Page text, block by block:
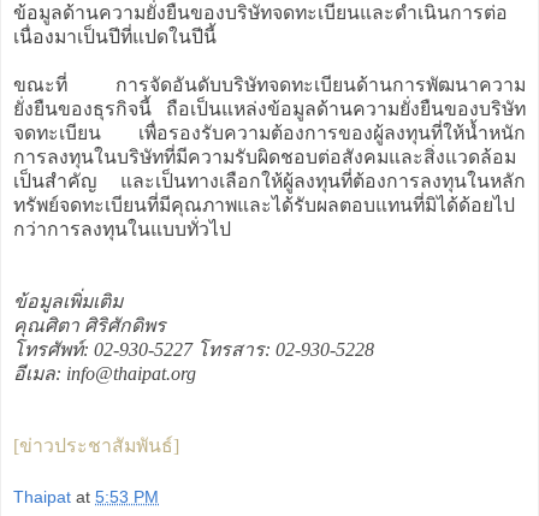
ข้อมูลด้านความยั่งยืนของบริษัทจดทะเบียนและดำเนินการต่อ
เนื่องมาเป็นปีที่แปดในปีนี้
ขณะที่ การจัดอันดับบริษัทจดทะเบียนด้านการพัฒนาความ
ยั่งยืนของธุรกิจนี้ ถือเป็นแหล่งข้อมูลด้านความยั่งยืนของบริษัท
จดทะเบียน เพื่อรองรับความต้องการของผู้ลงทุนที่ให้น้ำหนัก
การลงทุนในบริษัทที่มีความรับผิดชอบต่อสังคมและสิ่งแวดล้อม
เป็นสำคัญ และเป็นทางเลือกให้ผู้ลงทุนที่ต้องการลงทุนในหลัก
ทรัพย์จดทะเบียนที่มีคุณภาพและได้รับผลตอบแทนที่มิได้ด้อยไป
กว่าการลงทุนในแบบทั่วไป
ข้อมูลเพิ่มเติม
คุณศิตา ศิริศักดิพร
โทรศัพท์: 02-930-5227 โทรสาร: 02-930-5228
อีเมล: info@thaipat.org
[ข่าวประชาสัมพันธ์]
Thaipat at 5:53 PM